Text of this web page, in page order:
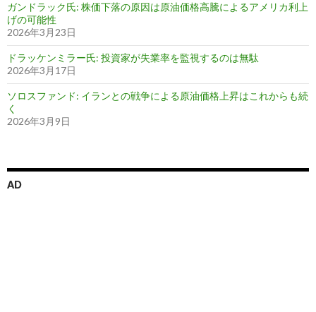
ガンドラック氏: 株価下落の原因は原油価格高騰によるアメリカ利上
げの可能性
2026年3月23日
ドラッケンミラー氏: 投資家が失業率を監視するのは無駄
2026年3月17日
ソロスファンド: イランとの戦争による原油価格上昇はこれからも続
く
2026年3月9日
AD